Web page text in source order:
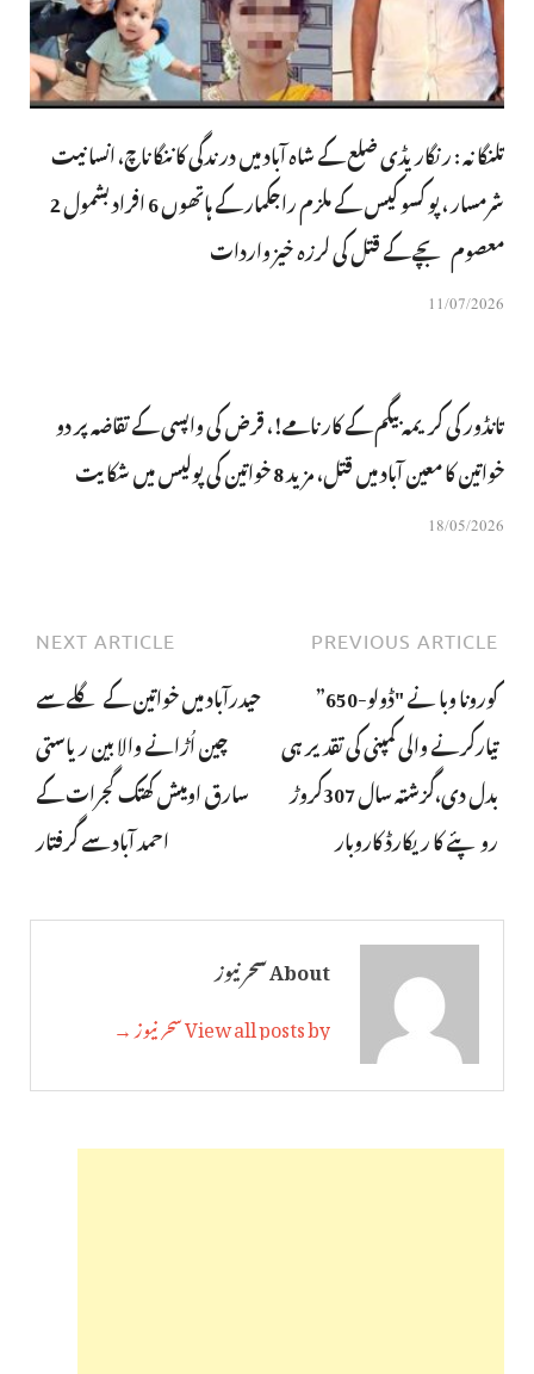
تلنگانہ : رنگاریڈی ضلع کے شاہ آباد میں درندگی کا ننگا ناچ، انسانیت
شرمسار ، پو کسو کیس کے ملزم راجکمار کے ہاتھوں 6 افراد بشمول 2
معصوم بچے کے قتل کی لرزہ خیز واردات
11/07/2026
تانڈور کی کریمہ بیگم کے کارنامے!، قرض کی واپسی کے تقاضہ پر دو
خواتین کا معین آباد میں قتل، مزید 8 خواتین کی پولیس میں شکایت
18/05/2026
PREVIOUS ARTICLE
کورونا وبا نے "ڈولو-650”
تیارکرنے والی کمپنی کی تقدیر ہی
بدل دی،گزشتہ سال 307کروڑ
روپئے کا ریکارڈ کاروبار
NEXT ARTICLE
حیدرآباد میں خواتین کے گلے سے
چین اُڑانے والا بین ریاستی
سارق اومیش کھتک گجرات کے
احمد آباد سے گرفتار
About سحر نیوز
View all posts by سحر نیوز →